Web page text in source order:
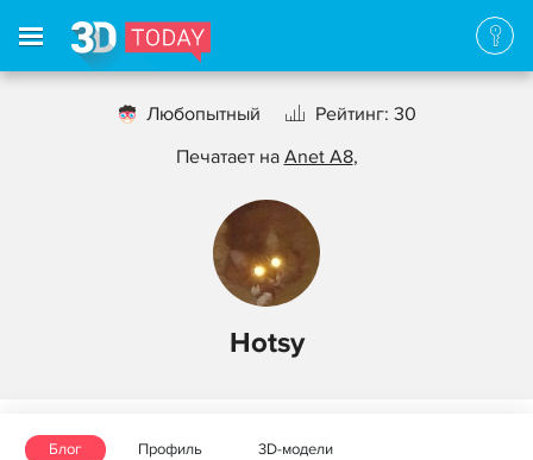
Любопытный
Рейтинг: 30
Печатает на Anet A8,
Hotsy
Блог Профиль 3D-модели